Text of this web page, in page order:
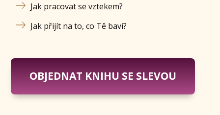
Jak pracovat se vztekem?
Jak přijít na to, co Tě baví?
OBJEDNAT KNIHU SE SLEVOU